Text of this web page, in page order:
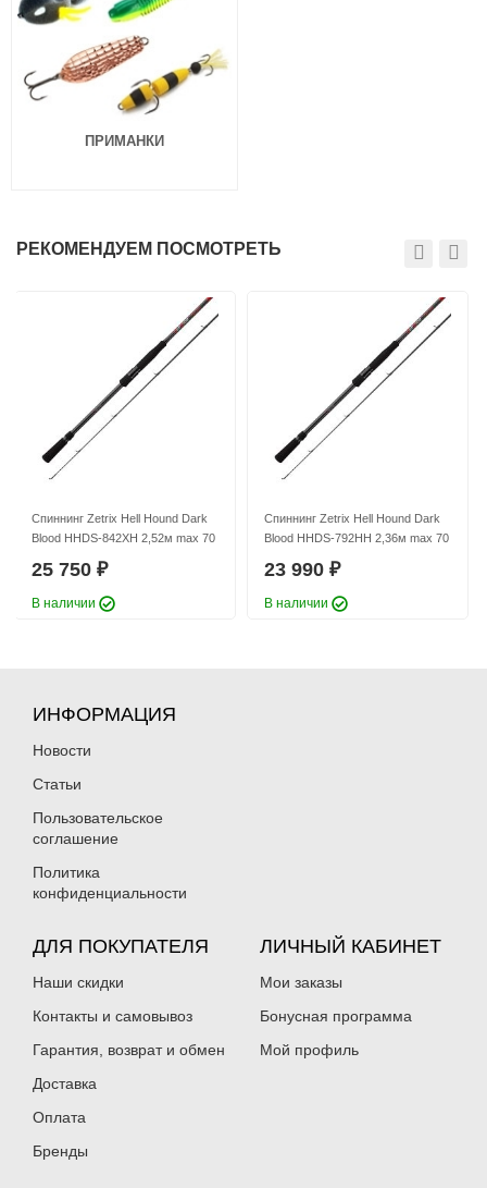
ПРИМАНКИ
РЕКОМЕНДУЕМ ПОСМОТРЕТЬ
Спиннинг Zetrix Hell Hound Dark
Blood HHDS-842XH 2,52м max 70
25 750 ₽
В наличии
Спиннинг Zetrix Hell Hound Dark
Blood HHDS-792HH 2,36м max 70
23 990 ₽
В наличии
ИНФОРМАЦИЯ
Новости
Статьи
Пользовательское
соглашение
Политика
конфиденциальности
ДЛЯ ПОКУПАТЕЛЯ
Наши скидки
Контакты и самовывоз
Гарантия, возврат и обмен
Доставка
Оплата
Бренды
ЛИЧНЫЙ КАБИНЕТ
Мои заказы
Бонусная программа
Мой профиль